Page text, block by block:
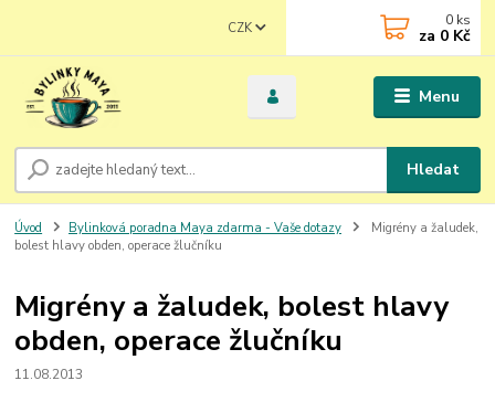
Menu
CZK
Hledat
0 ks
za 0 Kč
Úvod Bylinková poradna Maya zdarma - Vaše dotazy
Migrény a žaludek,
bolest hlavy obden, operace žlučníku
Migrény a žaludek, bolest hlavy
obden, operace žlučníku
11.08.2013